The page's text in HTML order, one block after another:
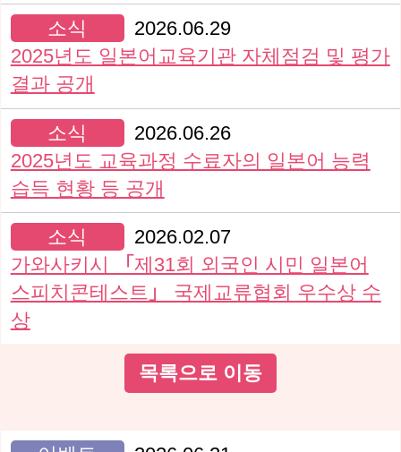
소식
2026.06.29
2025년도 일본어교육기관 자체점검 및 평가
결과 공개
소식
2026.06.26
2025년도 교육과정 수료자의 일본어 능력
습득 현황 등 공개
소식
2026.02.07
가와사키시 「제31회 외국인 시민 일본어
스피치콘테스트」 국제교류협회 우수상 수
상
목록으로 이동